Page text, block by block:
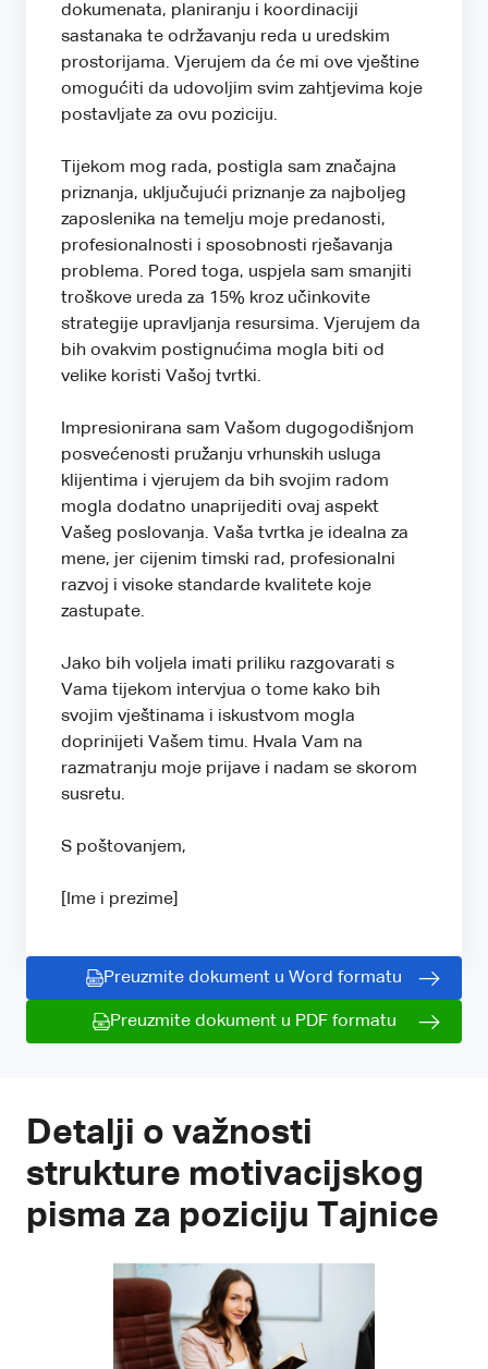
dokumenata, planiranju i koordinaciji
sastanaka te održavanju reda u uredskim
prostorijama. Vjerujem da će mi ove vještine
omogućiti da udovoljim svim zahtjevima koje
postavljate za ovu poziciju.
Tijekom mog rada, postigla sam značajna
priznanja, uključujući priznanje za najboljeg
zaposlenika na temelju moje predanosti,
profesionalnosti i sposobnosti rješavanja
problema. Pored toga, uspjela sam smanjiti
troškove ureda za 15% kroz učinkovite
strategije upravljanja resursima. Vjerujem da
bih ovakvim postignućima mogla biti od
velike koristi Vašoj tvrtki.
Impresionirana sam Vašom dugogodišnjom
posvećenosti pružanju vrhunskih usluga
klijentima i vjerujem da bih svojim radom
mogla dodatno unaprijediti ovaj aspekt
Vašeg poslovanja. Vaša tvrtka je idealna za
mene, jer cijenim timski rad, profesionalni
razvoj i visoke standarde kvalitete koje
zastupate.
Jako bih voljela imati priliku razgovarati s
Vama tijekom intervjua o tome kako bih
svojim vještinama i iskustvom mogla
doprinijeti Vašem timu. Hvala Vam na
razmatranju moje prijave i nadam se skorom
susretu.
S poštovanjem,
[Ime i prezime]
Preuzmite dokument u Word formatu
Preuzmite dokument u PDF formatu
Detalji o važnosti
strukture motivacijskog
pisma za poziciju Tajnice